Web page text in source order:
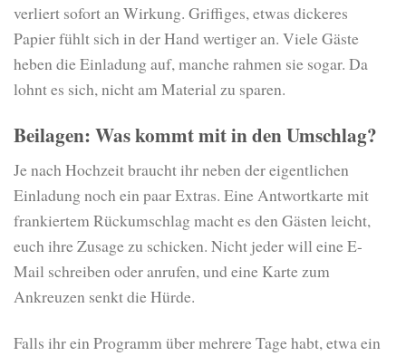
verliert sofort an Wirkung. Griffiges, etwas dickeres
Papier fühlt sich in der Hand wertiger an. Viele Gäste
heben die Einladung auf, manche rahmen sie sogar. Da
lohnt es sich, nicht am Material zu sparen.
Beilagen: Was kommt mit in den Umschlag?
Je nach Hochzeit braucht ihr neben der eigentlichen
Einladung noch ein paar Extras. Eine Antwortkarte mit
frankiertem Rückumschlag macht es den Gästen leicht,
euch ihre Zusage zu schicken. Nicht jeder will eine E-
Mail schreiben oder anrufen, und eine Karte zum
Ankreuzen senkt die Hürde.
Falls ihr ein Programm über mehrere Tage habt, etwa ein